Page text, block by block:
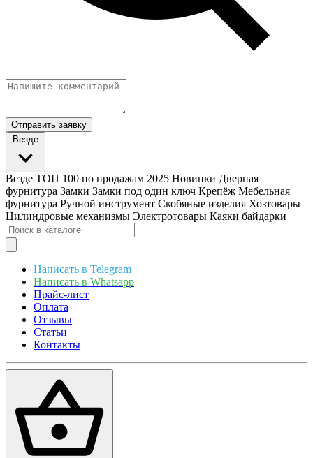
Отправить заявку
Везде
Везде ТОП 100 по продажам 2025 Новинки Дверная
фурнитура Замки Замки под один ключ Крепёж Мебельная
фурнитура Ручной инструмент Скобяные изделия Хозтовары
Цилиндровые механизмы Электротовары Каяки байдарки
Написать в Telegram
Написать в Whatsapp
Прайс-лист
Оплата
Отзывы
Статьи
Контакты